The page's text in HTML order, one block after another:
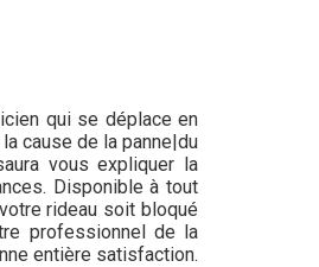
qui se déplace en
cause de la panne|du
vous expliquer la
Disponible à tout
rideau soit bloqué
professionnel de la
entière satisfaction.